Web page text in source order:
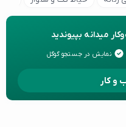
میدانه بپیوندید
نمایش در جستجو گوگل
و کار